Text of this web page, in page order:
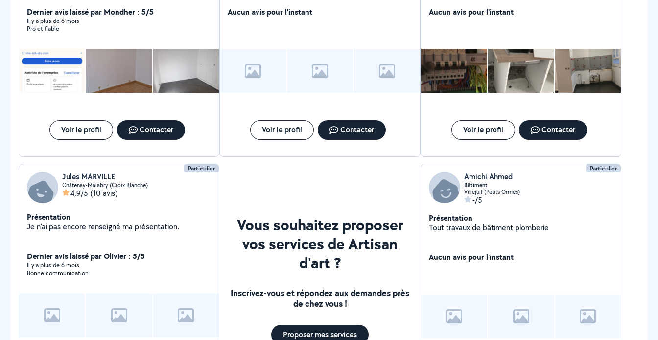
nombreuses maisons de la noyade et de nombreuses
serrures de la détresses ! Vous cherchez un prix
abordable ? Je suis votre solution ! Chez RMS Industry,
Dernier avis laissé par Mondher : 5/5
Il y a plus de 6 mois
Pro et fiable
Voir le profil Contacter
ménagères et Démarches administrative
Aucun avis pour l'instant
Voir le profil Contacter
Aucun avis pour l'instant
Voir le profil Contacter
Particulier
Jules MARVILLE
Châtenay-Malabry (Croix Blanche)
4,9/5 (10 avis)
Présentation
Je n'ai pas encore renseigné ma présentation.
Dernier avis laissé par Olivier : 5/5
Il y a plus de 6 mois
Bonne communication
Vous souhaitez proposer
vos services de Artisan
d'art ?
Inscrivez-vous et répondez aux demandes près
de chez vous !
Proposer mes services
Particulier
Amichi Ahmed
Bâtiment
Villejuif (Petits Ormes)
-/5
Présentation
Tout travaux de bâtiment plomberie
Aucun avis pour l'instant